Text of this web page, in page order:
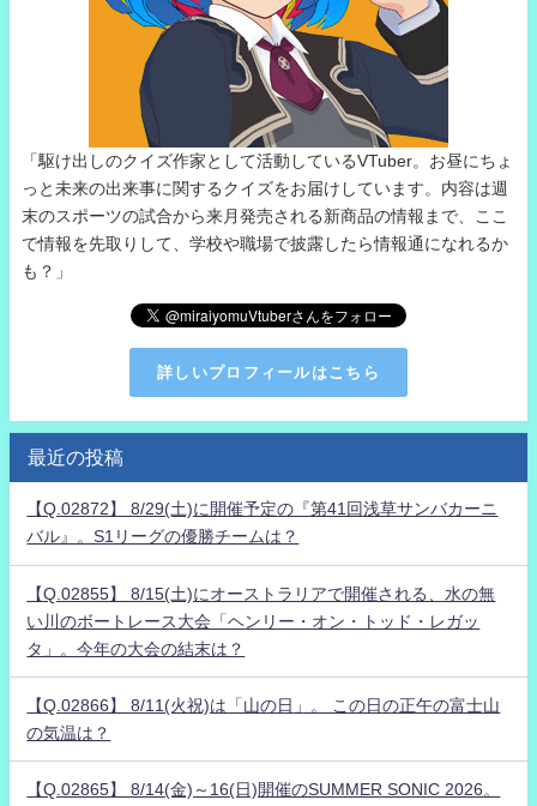
「駆け出しのクイズ作家として活動しているVTuber。お昼にちょ
っと未来の出来事に関するクイズをお届けしています。内容は週
末のスポーツの試合から来月発売される新商品の情報まで、ここ
で情報を先取りして、学校や職場で披露したら情報通になれるか
も？」
詳しいプロフィールはこちら
最近の投稿
【Q.02872】 8/29(土)に開催予定の『第41回浅草サンバカーニ
バル』。S1リーグの優勝チームは？
【Q.02855】 8/15(土)にオーストラリアで開催される、水の無
い川のボートレース大会「ヘンリー・オン・トッド・レガッ
タ」。今年の大会の結末は？
【Q.02866】 8/11(火祝)は「山の日」。 この日の正午の富士山
の気温は？
【Q.02865】 8/14(金)～16(日)開催のSUMMER SONIC 2026。